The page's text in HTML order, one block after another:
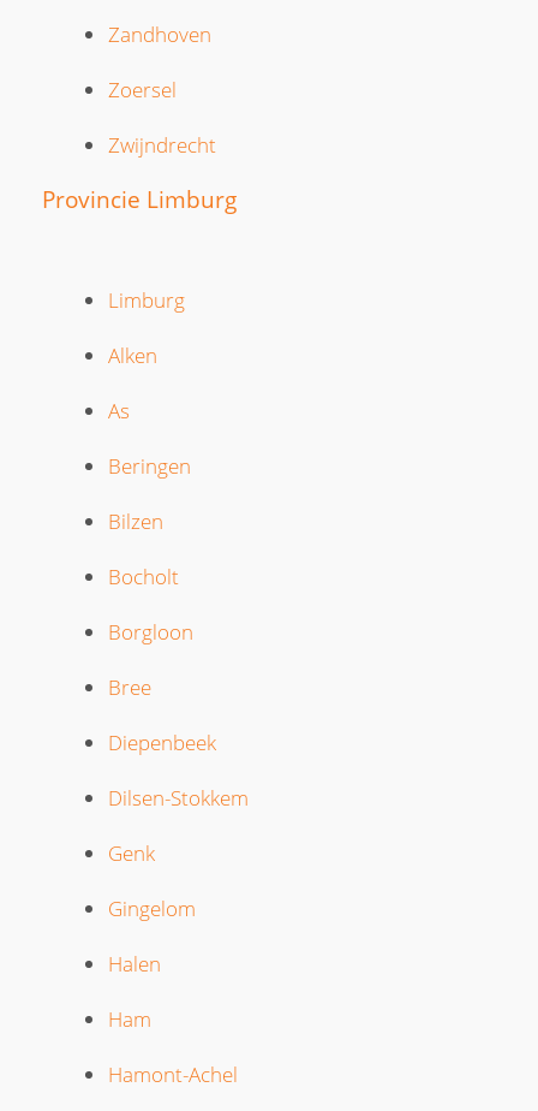
Zandhoven
Zoersel
Zwijndrecht
Provincie Limburg
Limburg
Alken
As
Beringen
Bilzen
Bocholt
Borgloon
Bree
Diepenbeek
Dilsen-Stokkem
Genk
Gingelom
Halen
Ham
Hamont-Achel